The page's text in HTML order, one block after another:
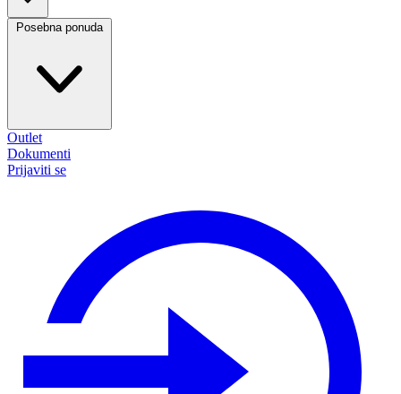
Posebna ponuda
Outlet
Dokumenti
Prijaviti se